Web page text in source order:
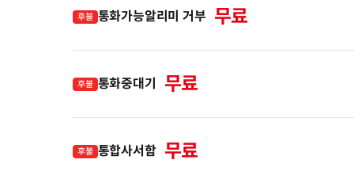
후불 통화가능알리미 거부 무료
후불 통화중대기 무료
후불 통합사서함 무료